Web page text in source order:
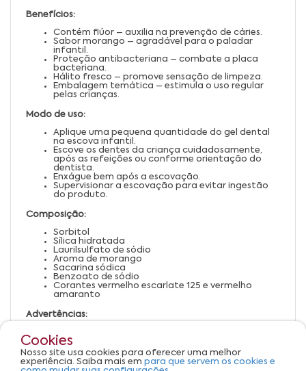
Benefícios:
Contém flúor – auxilia na prevenção de cáries.
Sabor morango – agradável para o paladar
infantil.
Proteção antibacteriana – combate a placa
bacteriana.
Hálito fresco – promove sensação de limpeza.
Embalagem temática – estimula o uso regular
pelas crianças.
Modo de uso:
Aplique uma pequena quantidade do gel dental
na escova infantil.
Escove os dentes da criança cuidadosamente,
após as refeições ou conforme orientação do
dentista.
Enxágue bem após a escovação.
Supervisionar a escovação para evitar ingestão
do produto.
Composição:
Sorbitol
Sílica hidratada
Laurilsulfato de sódio
Aroma de morango
Sacarina sódica
Benzoato de sódio
Corantes vermelho escarlate 125 e vermelho
amaranto
Advertências:
Deve ser utilizado sob supervisão de um adulto.
Evitar ingestão do produto.
Armazenar em local seco e fresco, longe do
alcance de crianças.
Cookies
Nosso site usa cookies para oferecer uma melhor
experiência. Saiba mais em para que servem os cookies e